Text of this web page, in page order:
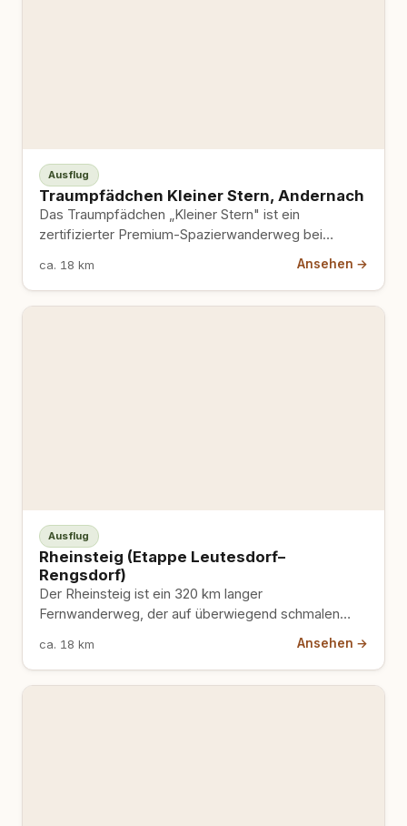
Ausflug
Traumpfädchen Kleiner Stern, Andernach
Das Traumpfädchen „Kleiner Stern" ist ein
zertifizierter Premium-Spazierwanderweg bei
Andernach am Krahnenberg – 6,7 Kilometer, sanfte
160 Höhenmeter,…
ca. 18 km Ansehen →
Ausflug
Rheinsteig (Etappe Leutesdorf–
Rengsdorf)
Der Rheinsteig ist ein 320 km langer
Fernwanderweg, der auf überwiegend schmalen
Pfaden durch Wälder, Weinberge und über…
ca. 18 km Ansehen →